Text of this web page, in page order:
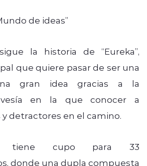
de ideas”
la historia de “Eureka”,
que quiere pasar de ser una
gran idea gracias a la
en la que conocer a
detractores en el camino.
tiene cupo para 33
donde una dupla compuesta